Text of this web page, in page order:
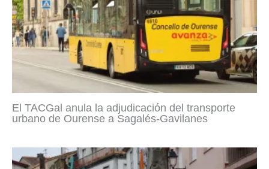
El TACGal anula la adjudicación del transporte
urbano de Ourense a Sagalés-Gavilanes